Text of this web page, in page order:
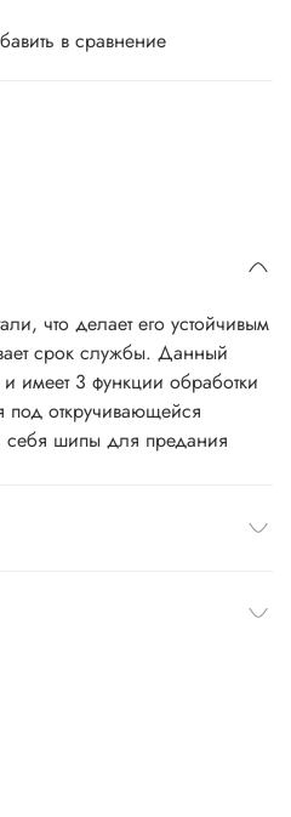
в сравнение
что делает его устойчивым
срок службы. Данный
имеет 3 функции обработки
под откручивающейся
себя шипы для предания